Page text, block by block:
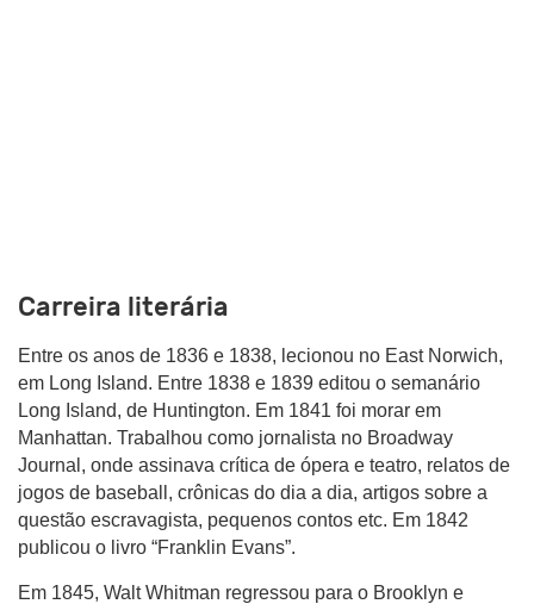
Carreira literária
Entre os anos de 1836 e 1838, lecionou no East Norwich,
em Long Island. Entre 1838 e 1839 editou o semanário
Long Island, de Huntington. Em 1841 foi morar em
Manhattan. Trabalhou como jornalista no Broadway
Journal, onde assinava crítica de ópera e teatro, relatos de
jogos de baseball, crônicas do dia a dia, artigos sobre a
questão escravagista, pequenos contos etc. Em 1842
publicou o livro “Franklin Evans”.
Em 1845, Walt Whitman regressou para o Brooklyn e